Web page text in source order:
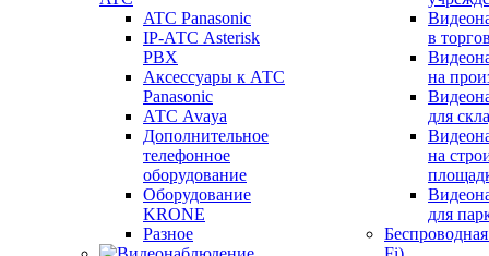
ATC Panasonic
IP-АТС Asterisk
PBX
Аксессуары к АТС
Panasonic
АТС Avaya
Дополнительное
телефонное
оборудование
Оборудование
KRONE
Разное
в
на
для
на
для